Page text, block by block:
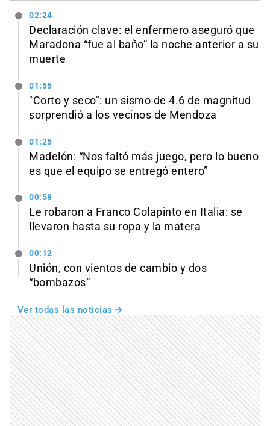
02:24
Declaración clave: el enfermero aseguró que
Maradona “fue al baño” la noche anterior a su
muerte
01:55
"Corto y seco": un sismo de 4.6 de magnitud
sorprendió a los vecinos de Mendoza
01:25
Madelón: “Nos faltó más juego, pero lo bueno
es que el equipo se entregó entero”
00:58
Le robaron a Franco Colapinto en Italia: se
llevaron hasta su ropa y la matera
00:12
Unión, con vientos de cambio y dos
“bombazos”
Ver todas las noticias